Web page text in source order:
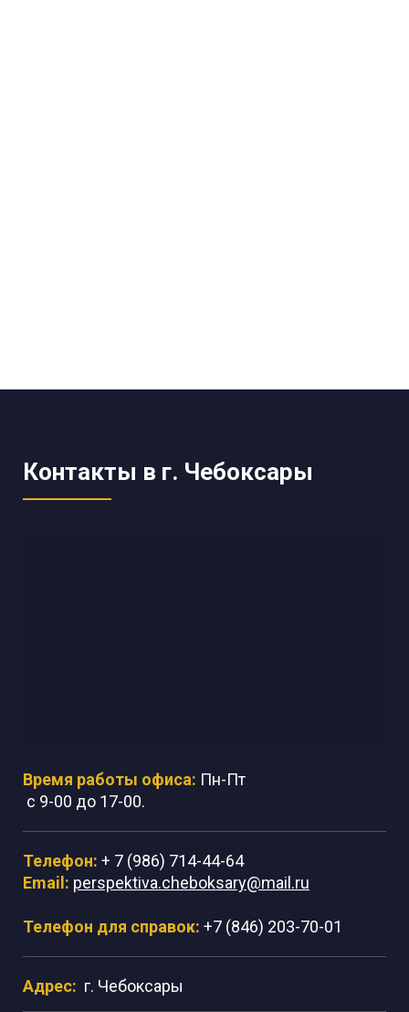
Контакты в г. Чебоксары
Время работы офиса: Пн-Пт
с 9-00 до 17-00.
Телефон: + 7 (986) 714-44-64
Email: perspektiva.cheboksary@mail.ru
Телефон для справок: +7 (846) 203-70-01
Адрес: г. Чебоксары